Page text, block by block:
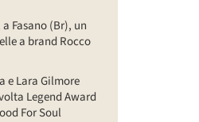
Fasano (Br), un
a brand Rocco
e Lara Gilmore
Legend Award
For Soul